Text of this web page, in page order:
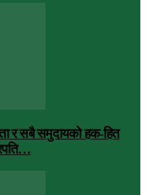
र सबै समुदायको हक-हित